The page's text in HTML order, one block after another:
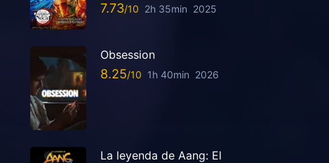
7.73 2h 35min 2025
Obsession
8.25 1h 40min 2026
La leyenda de Aang: El